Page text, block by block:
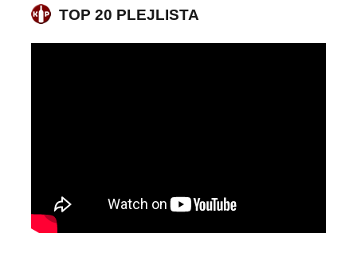
TOP 20 PLEJLISTA